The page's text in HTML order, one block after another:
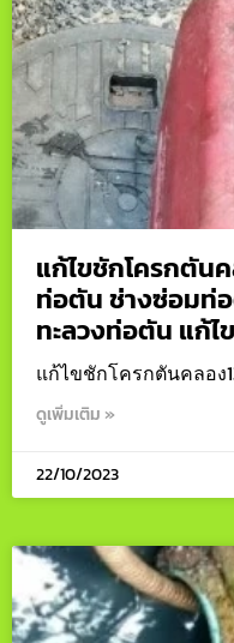
แก้ไขชักโครกตัน
ท่อตัน ช่างซ่อมท่
ทะลวงท่อตัน แก้ไ
แก้ไขชักโครกตันคลอง
ดูเพิ่มเติม »
22/10/2023